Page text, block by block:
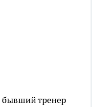
бывший тренер